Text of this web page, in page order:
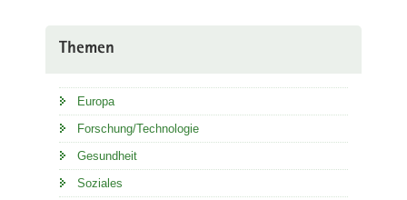
Themen
Europa
Forschung/Technologie
Gesundheit
Soziales